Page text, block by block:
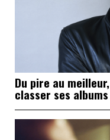
Du pire au
classer ses albums